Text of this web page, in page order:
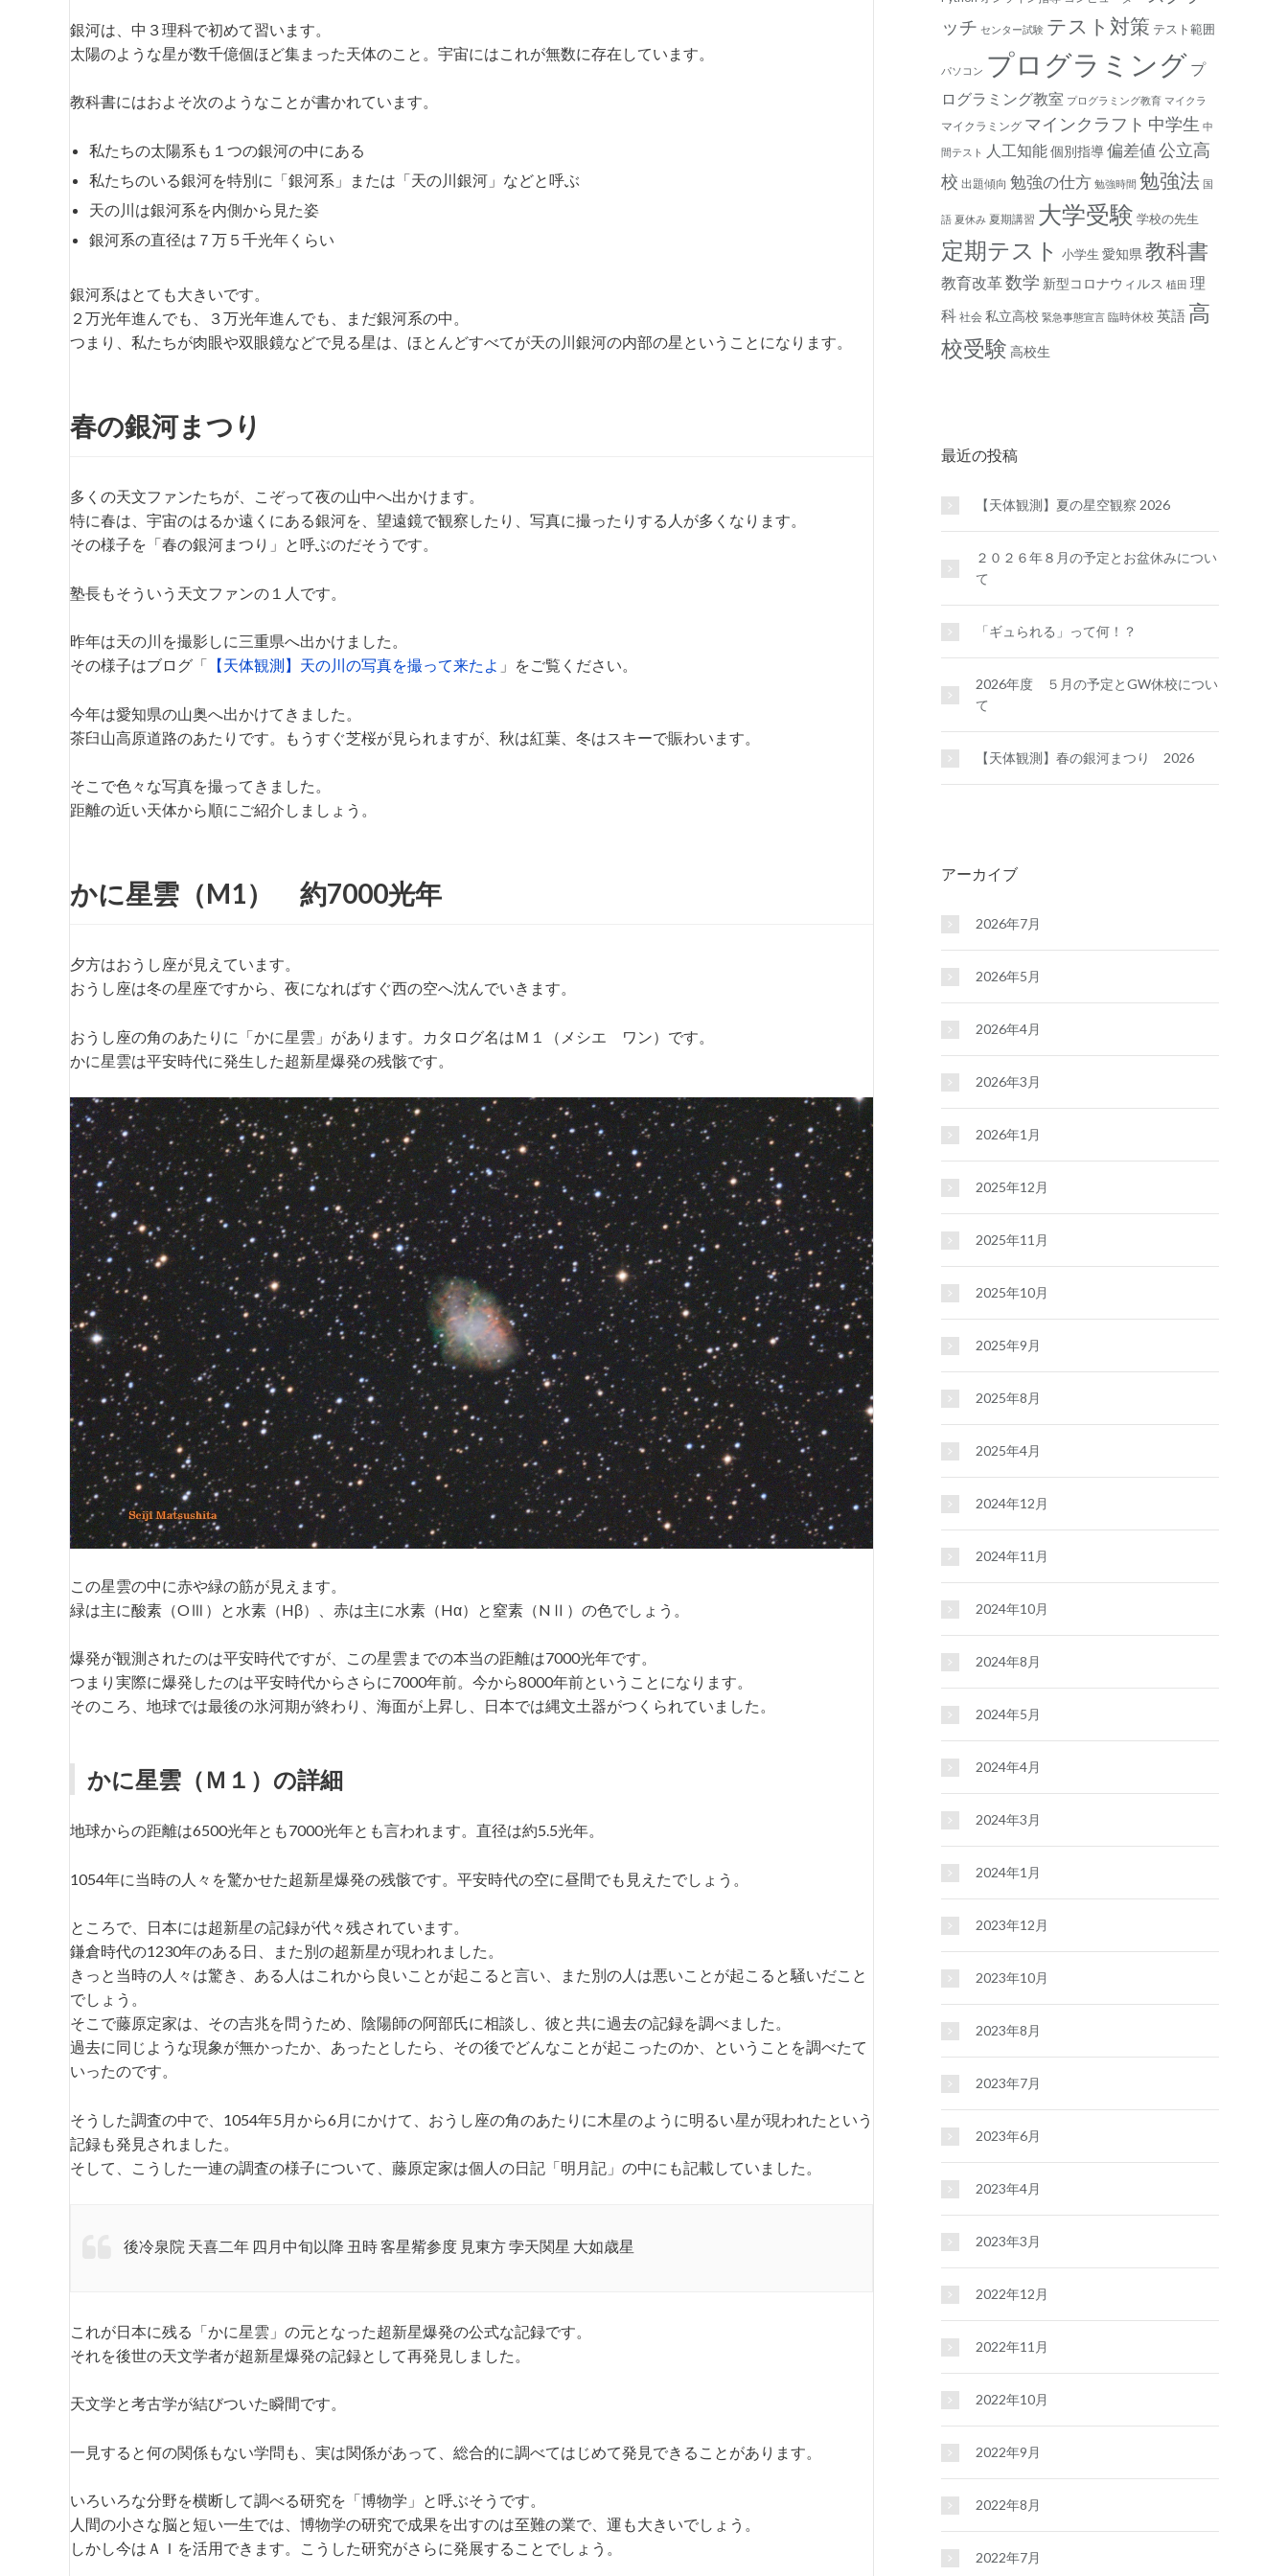
銀河は、中３理科で初めて習います。
太陽のような星が数千億個ほど集まった天体のこと。宇宙にはこれが無数に存在しています。
教科書にはおよそ次のようなことが書かれています。
私たちの太陽系も１つの銀河の中にある
私たちのいる銀河を特別に「銀河系」または「天の川銀河」などと呼ぶ
天の川は銀河系を内側から見た姿
銀河系の直径は７万５千光年くらい
銀河系はとても大きいです。
２万光年進んでも、３万光年進んでも、まだ銀河系の中。
つまり、私たちが肉眼や双眼鏡などで見る星は、ほとんどすべてが天の川銀河の内部の星ということになります。
春の銀河まつり
多くの天文ファンたちが、こぞって夜の山中へ出かけます。
特に春は、宇宙のはるか遠くにある銀河を、望遠鏡で観察したり、写真に撮ったりする人が多くなります。
その様子を「春の銀河まつり」と呼ぶのだそうです。
塾長もそういう天文ファンの１人です。
昨年は天の川を撮影しに三重県へ出かけました。
その様子はブログ「 【天体観測】天の川の写真を撮って来たよ 」をご覧ください。
今年は愛知県の山奥へ出かけてきました。
茶臼山高原道路のあたりです。もうすぐ芝桜が見られますが、秋は紅葉、冬はスキーで賑わいます。
そこで色々な写真を撮ってきました。
距離の近い天体から順にご紹介しましょう。
かに星雲（M1） 約7000光年
夕方はおうし座が見えています。
おうし座は冬の星座ですから、夜になればすぐ西の空へ沈んでいきます。
おうし座の角のあたりに「かに星雲」があります。カタログ名はＭ１（メシエ ワン）です。
かに星雲は平安時代に発生した超新星爆発の残骸です。
この星雲の中に赤や緑の筋が見えます。
緑は主に酸素（OⅢ）と水素（Hβ）、赤は主に水素（Hα）と窒素（NⅡ）の色でしょう。
爆発が観測されたのは平安時代ですが、この星雲までの本当の距離は7000光年です。
つまり実際に爆発したのは平安時代からさらに7000年前。今から8000年前ということになります。
そのころ、地球では最後の氷河期が終わり、海面が上昇し、日本では縄文土器がつくられていました。
かに星雲（Ｍ１）の詳細
地球からの距離は6500光年とも7000光年とも言われます。直径は約5.5光年。
1054年に当時の人々を驚かせた超新星爆発の残骸です。平安時代の空に昼間でも見えたでしょう。
ところで、日本には超新星の記録が代々残されています。
鎌倉時代の1230年のある日、また別の超新星が現われました。
きっと当時の人々は驚き、ある人はこれから良いことが起こると言い、また別の人は悪いことが起こると騒いだこと
でしょう。
そこで藤原定家は、その吉兆を問うため、陰陽師の阿部氏に相談し、彼と共に過去の記録を調べました。
過去に同じような現象が無かったか、あったとしたら、その後でどんなことが起こったのか、ということを調べたて
いったのです。
そうした調査の中で、1054年5月から6月にかけて、おうし座の角のあたりに木星のように明るい星が現われたという
記録も発見されました。
そして、こうした一連の調査の様子について、藤原定家は個人の日記「明月記」の中にも記載していました。
後冷泉院 天喜二年 四月中旬以降 丑時 客星觜参度 見東方 孛天関星 大如歳星
これが日本に残る「かに星雲」の元となった超新星爆発の公式な記録です。
それを後世の天文学者が超新星爆発の記録として再発見しました。
天文学と考古学が結びついた瞬間です。
一見すると何の関係もない学問も、実は関係があって、総合的に調べてはじめて発見できることがあります。
いろいろな分野を横断して調べる研究を「博物学」と呼ぶそうです。
人間の小さな脳と短い一生では、博物学の研究で成果を出すのは至難の業で、運も大きいでしょう。
しかし今はＡＩを活用できます。こうした研究がさらに発展することでしょう。
ッチ センター試験 テスト対策 テスト範囲
パソコン プログラミング プ
ログラミング教室 プログラミング教育 マイクラ
マイクラミング マインクラフト 中学生 中
間テスト 人工知能個別指導偏差値 公立高
校 出題傾向 勉強の仕方 勉強時間 勉強法 国
語 夏休み 夏期講習 大学受験 学校の先生
定期テスト 小学生 愛知県 教科書
教育改革数学 新型コロナウィルス 植田 理
科 社会 私立高校 緊急事態宣言 臨時休校 英語 高
校受験 高校生
最近の投稿
【天体観測】夏の星空観察 2026
２０２６年８月の予定とお盆休みについ
て
「ギュられる」って何！？
2026年度 ５月の予定とGW休校につい
て
【天体観測】春の銀河まつり 2026
アーカイブ
2026年7月
2026年5月
2026年4月
2026年3月
2026年1月
2025年12月
2025年11月
2025年10月
2025年9月
2025年8月
2025年4月
2024年12月
2024年11月
2024年10月
2024年8月
2024年5月
2024年4月
2024年3月
2024年1月
2023年12月
2023年10月
2023年8月
2023年7月
2023年6月
2023年4月
2023年3月
2022年12月
2022年11月
2022年10月
2022年9月
2022年8月
2022年7月